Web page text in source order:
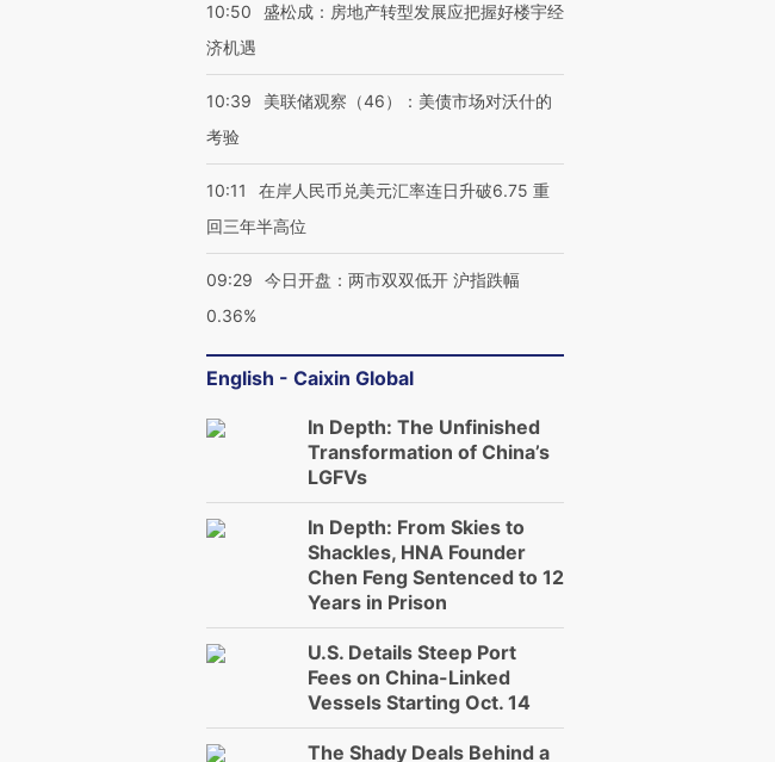
10:50
盛松成：房地产转型发展应把握好楼宇经
济机遇
10:39
美联储观察（46）：美债市场对沃什的
考验
10:11
在岸人民币兑美元汇率连日升破6.75 重
回三年半高位
09:29
今日开盘：两市双双低开 沪指跌幅
0.36%
English - Caixin Global
In Depth: The Unfinished
Transformation of China’s
LGFVs
In Depth: From Skies to
Shackles, HNA Founder
Chen Feng Sentenced to 12
Years in Prison
U.S. Details Steep Port
Fees on China-Linked
Vessels Starting Oct. 14
The Shady Deals Behind a